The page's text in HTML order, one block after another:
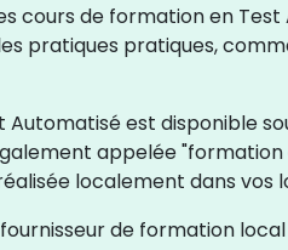
cours de formation en
pratiques pratiques,
Automatisé est disponible
appelée
localement dans vos
de formation local